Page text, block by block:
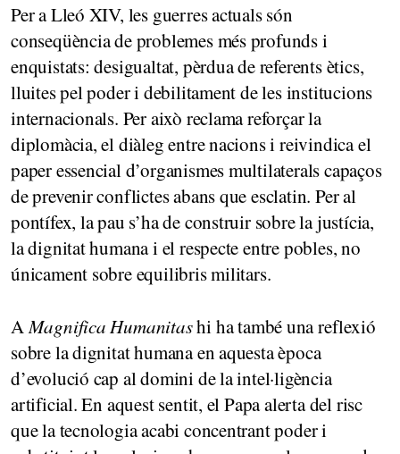
Per a Lleó XIV, les guerres actuals són
conseqüència de problemes més profunds i
enquistats: desigualtat, pèrdua de referents ètics,
lluites pel poder i debilitament de les institucions
internacionals. Per això reclama reforçar la
diplomàcia, el diàleg entre nacions i reivindica el
paper essencial d’organismes multilaterals capaços
de prevenir conflictes abans que esclatin. Per al
pontífex, la pau s’ha de construir sobre la justícia,
la dignitat humana i el respecte entre pobles, no
únicament sobre equilibris militars.
A Magnifica Humanitashi ha també una reflexió
sobre la dignitat humana en aquesta època
d’evolució cap al domini de la intel·ligència
artificial. En aquest sentit, el Papa alerta del risc
que la tecnologia acabi concentrant poder i